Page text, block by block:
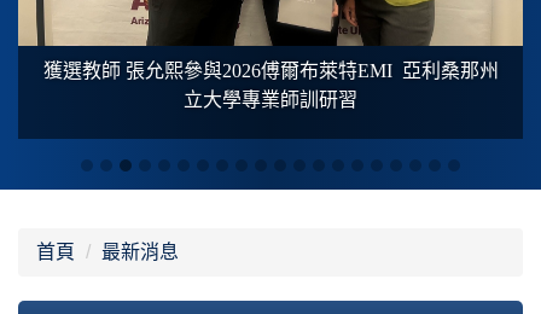
獲選教師 張允熙參與2026傅爾布萊特EMI亞利桑那州
立大學專業師訓研習
首頁 最新消息